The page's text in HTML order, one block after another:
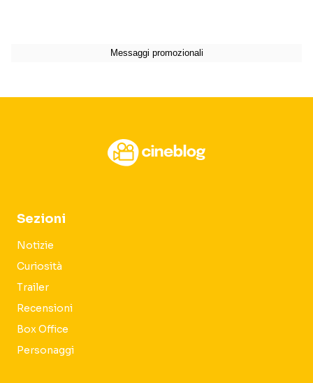
Sezioni
Notizie
Curiosità
Trailer
Recensioni
Box Office
Personaggi